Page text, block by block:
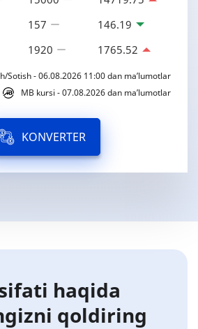
157 146.19
1920 1765.52
Sotish - 06.08.2026 11:00 dan ma’lumotlar
MB kursi - 07.08.2026 dan ma’lumotlar
KONVERTER
haqida
qoldiring